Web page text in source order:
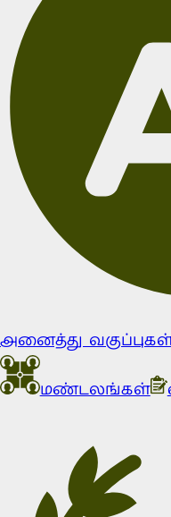
அனைத்து
மண்டலங்கள்